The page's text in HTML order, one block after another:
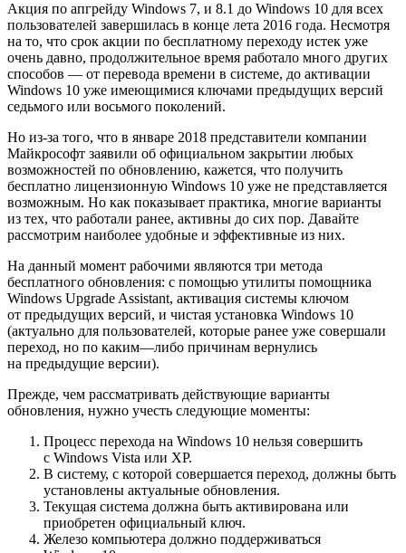
Акция по апгрейду Windows 7, и 8.1 до Windows 10 для всех
пользователей завершилась в конце лета 2016 года. Несмотря
на то, что срок акции по бесплатному переходу истек уже
очень давно, продолжительное время работало много других
способов — от перевода времени в системе, до активации
Windows 10 уже имеющимися ключами предыдущих версий
седьмого или восьмого поколений.
Но из-за того, что в январе 2018 представители компании
Майкрософт заявили об официальном закрытии любых
возможностей по обновлению, кажется, что получить
бесплатно лицензионную Windows 10 уже не представляется
возможным. Но как показывает практика, многие варианты
из тех, что работали ранее, активны до сих пор. Давайте
рассмотрим наиболее удобные и эффективные из них.
На данный момент рабочими являются три метода
бесплатного обновления: с помощью утилиты помощника
Windows Upgrade Assistant, активация системы ключом
от предыдущих версий, и чистая установка Windows 10
(актуально для пользователей, которые ранее уже совершали
переход, но по каким—либо причинам вернулись
на предыдущие версии).
Прежде, чем рассматривать действующие варианты
обновления, нужно учесть следующие моменты:
Процесс перехода на Windows 10 нельзя совершить
с Windows Vista или XP.
В систему, с которой совершается переход, должны быть
установлены актуальные обновления.
Текущая система должна быть активирована или
приобретен официальный ключ.
Железо компьютера должно поддерживаться